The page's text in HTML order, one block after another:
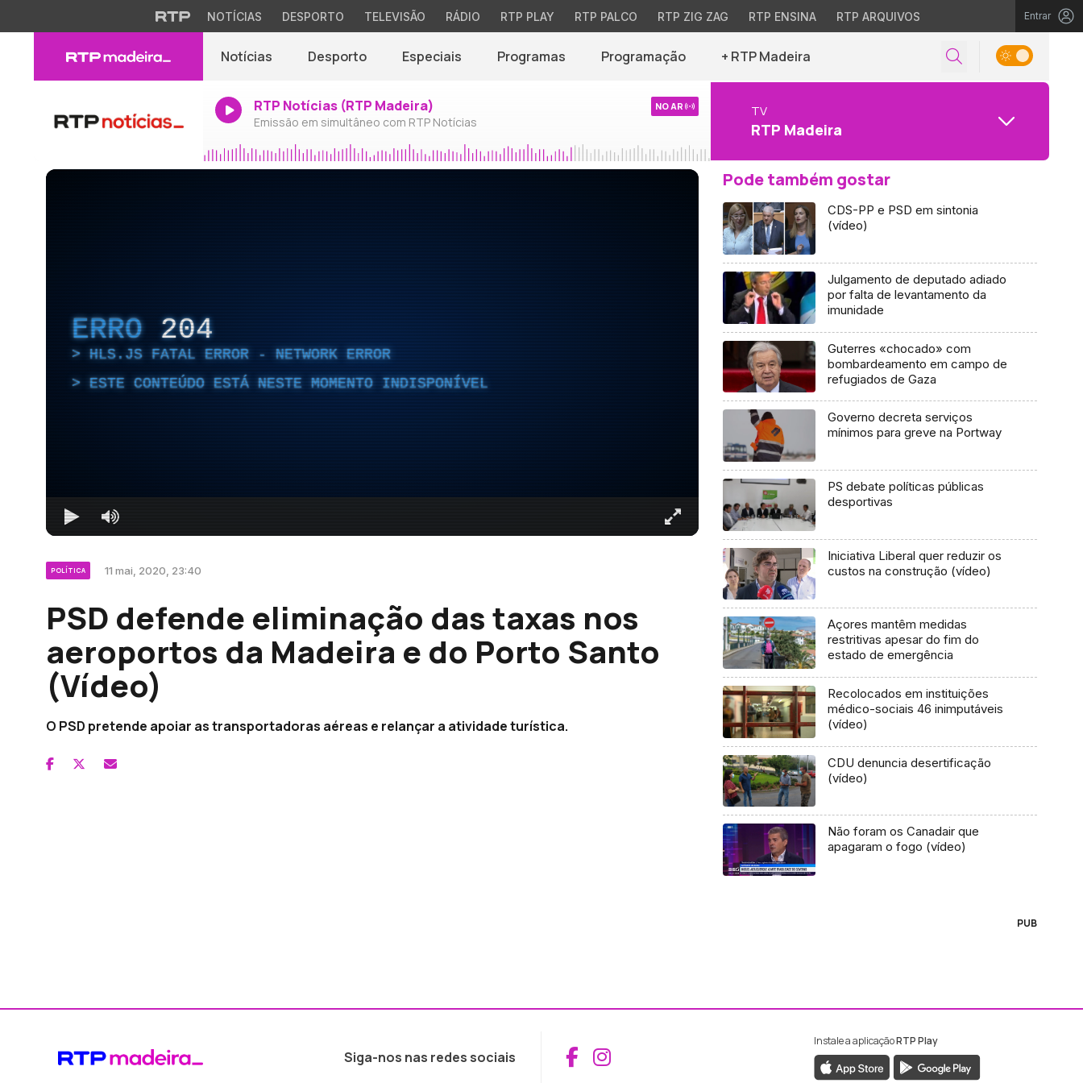
NOTÍCIAS DESPORTO TELEVISÃO RÁDIO RTP PLAY RTP PALCO RTP ZIG ZAG RTP ENSINA RTP ARQUIVOS Entrar
Notícias Desporto Especiais Programas Programação + RTP Madeira
RTP Notícias (RTP Madeira)
Emissão em simultâneo com RTP Notícias
NO AR TV
RTP Madeira
ERRO 204
HLS.JS FATAL ERROR - NETWORK ERROR
ESTE CONTEÚDO ESTÁ NESTE MOMENTO INDISPONÍVEL
POLÍTICA 11 mai, 2020, 23:40
PSD defende eliminação das taxas nos
aeroportos da Madeira e do Porto Santo
(Vídeo)
O PSD pretende apoiar as transportadoras aéreas e relançar a atividade turística.
Pode também gostar
CDS-PP e PSD em sintonia
(vídeo)
Julgamento de deputado adiado
por falta de levantamento da
imunidade
Guterres «chocado» com
bombardeamento em campo de
refugiados de Gaza
Governo decreta serviços
mínimos para greve na Portway
PS debate políticas públicas
desportivas
Iniciativa Liberal quer reduzir os
custos na construção (vídeo)
Açores mantêm medidas
restritivas apesar do fim do
estado de emergência
Recolocados em instituições
médico-sociais 46 inimputáveis
(vídeo)
CDU denuncia desertificação
(vídeo)
Não foram os Canadair que
apagaram o fogo (vídeo)
PUB
Siga-nos nas redes sociais Aceder ao Facebook da RTP Madeira
Aceder ao Instagram da RTP Madeira
Instale a aplicaçãoRTP Play